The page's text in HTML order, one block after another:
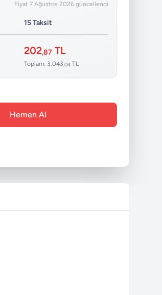
Fiyat 7 Ağustos 2026 güncellendi
15 Taksit
202,87 TL
Toplam: 3.043 ,04 TL
Hemen Al